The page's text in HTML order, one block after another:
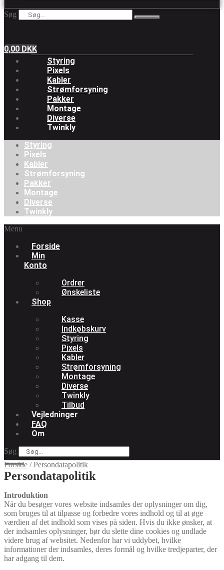
Søg
0,00 DKK
Styring
Pixels
Kabler
Strømforsyning
Pakker
Montage
Diverse
Twinkly
Styring
Pixels
Kabler
Strømforsyning
Pakker
Montage
Diverse
Twinkly
Menu
Forside
Min
Konto
Ordrer
Ønskeliste
Shop
Kasse
Indkøbskurv
Styring
Pixels
Kabler
Strømforsyning
Montage
Diverse
Twinkly
Tilbud
Vejledninger
FAQ
Om
Søg
Forside /Persondatapolitik
Persondatapolitik
Introduktion
Når du besøger vores website indsamles der oplysninger om dig,
som bruges til at tilpasse og forbedre vores indhold og til at øge
værdien af det indhold som vises på siden. Hvis du ikke ønsker, at
der indsamles oplysninger, bør du slette dine cookies og undlade
videre brug af websitet. Nedenfor har vi uddybet, hvilke
informationer der indsamles, deres formål og hvilke tredjeparter, der
har adgang til dem.